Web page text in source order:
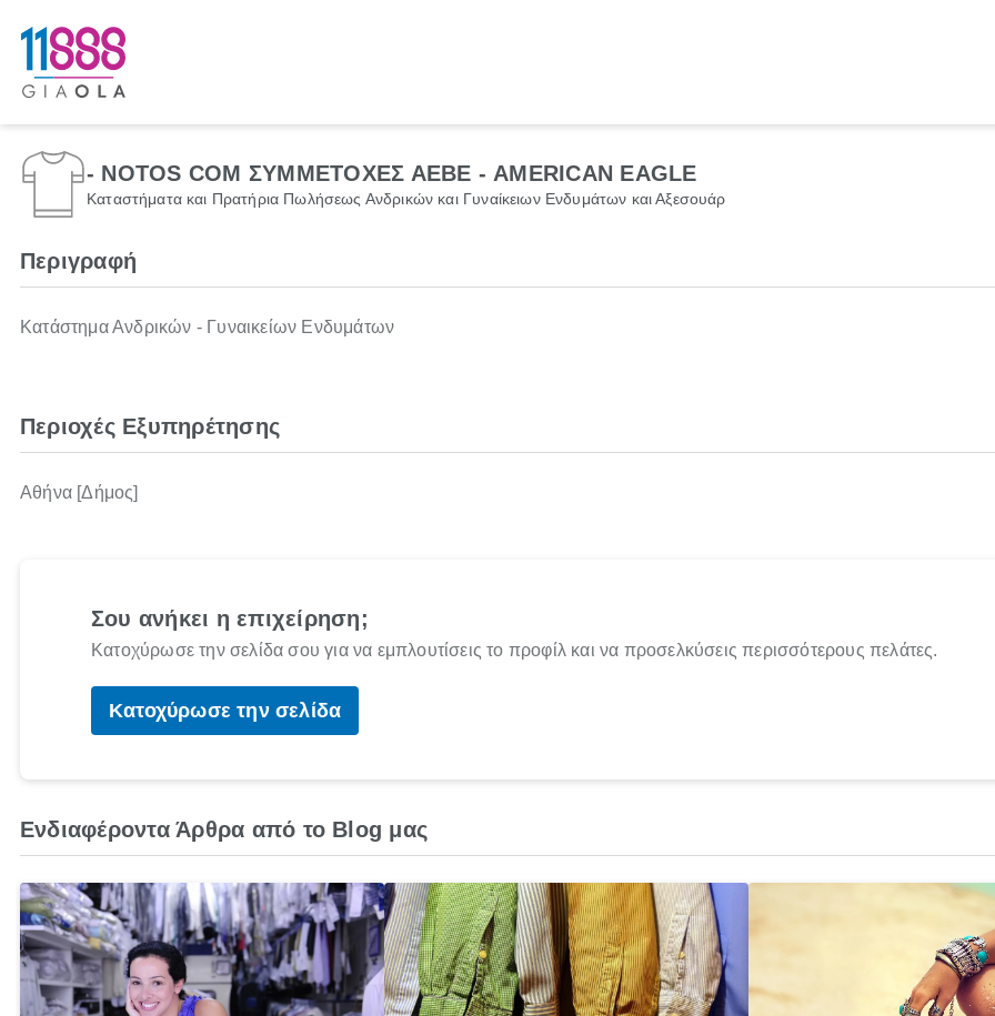
- NOTOS COM ΣΥΜΜΕΤΟΧΕΣ ΑΕΒΕ - AMERICAN EAGLE
Καταστήματα και Πρατήρια Πωλήσεως Ανδρικών και Γυναίκειων Ενδυμάτων και Αξεσουάρ
Περιγραφή
Κατάστημα Ανδρικών - Γυναικείων Ενδυμάτων
Περιοχές Εξυπηρέτησης
Αθήνα [Δήμος]
Σου ανήκει η επιχείρηση;
Κατοχύρωσε την σελίδα σου για να εμπλουτίσεις το προφίλ και να προσελκύσεις περισσότερους πελάτες.
Κατοχύρωσε την σελίδα
Ενδιαφέροντα Άρθρα από το Blog μας